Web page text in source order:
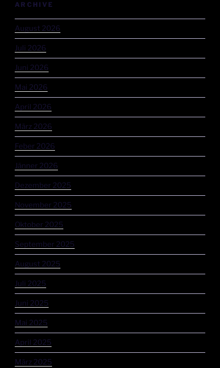
ARCHIVE
August 2026
Juli 2026
Juni 2026
Mai 2026
April 2026
März 2026
Feber 2026
Jänner 2026
Dezember 2025
November 2025
Oktober 2025
September 2025
August 2025
Juli 2025
Juni 2025
Mai 2025
April 2025
März 2025